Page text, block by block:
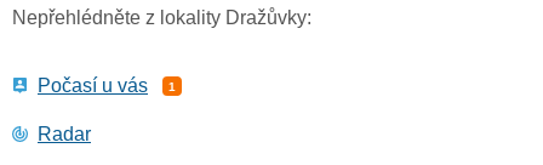
Nepřehlédněte z lokality Dražůvky:
Počasí u vás 1
Radar